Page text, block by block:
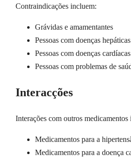
Contraindicações incluem:
Grávidas e amamentantes
Pessoas com doenças
Pessoas com doenças cardíacas
Pessoas com problemas de
Interacções
Interações com outros medicamentos
Medicamentos para a
Medicamentos para a doença